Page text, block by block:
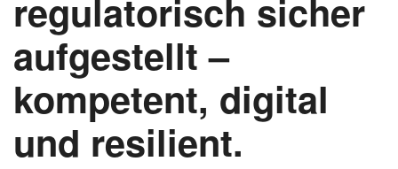
regulatorisch sicher
aufgestellt –
kompetent, digital
und resilient.